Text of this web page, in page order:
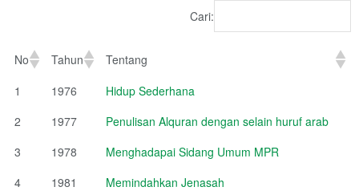
Cari:
No Tahun
Tentang
1
1976
Hidup Sederhana
2
1977
Penulisan Alquran dengan selain huruf arab
3
1978
Menghadapai Sidang Umum MPR
4
1981
Memindahkan Jenasah